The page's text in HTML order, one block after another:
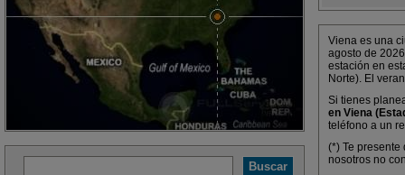
Viena es una
agosto de
estación en
Norte). El
Si tienes
en Viena
teléfono a un
(*) Te
nosotros no